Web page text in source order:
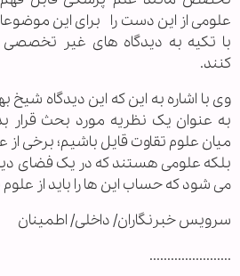
علومی از این دست را برای این
با تکیه به دیدگاه های غیر
کنند.
وی با اشاره به این که این دیدگاه شیخ
به عنوان یک نظریه مورد بحث قرار
میان علوم تقاوت قایل باشیم؛ برخی
بلکه علومی هستند که در یک فضای دینی
می شود که حساب این ها را باید از
سرویس خبرنگاران/ داخلی/ اطمینان
.......................